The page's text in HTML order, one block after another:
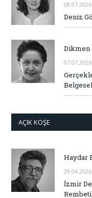
08.07.2026
Deniz
Dikmen
07.07.2026
AÇIK KÖŞE
Haydar
29.04.2026
İzmir